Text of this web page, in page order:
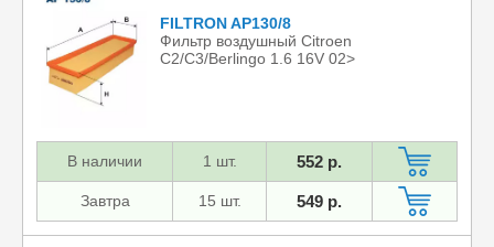
FILTRON AP130/8
Фильтр воздушный Citroen
C2/C3/Berlingo 1.6 16V 02>
В наличии 1 шт. 552 р.
Завтра 15 шт. 549 р.